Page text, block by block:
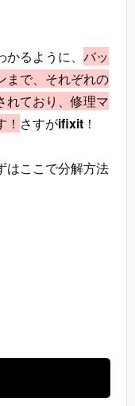
るように、 バッ
まで、それぞれの
れており、修理マ
さすがifixit ！
はここで分解方法